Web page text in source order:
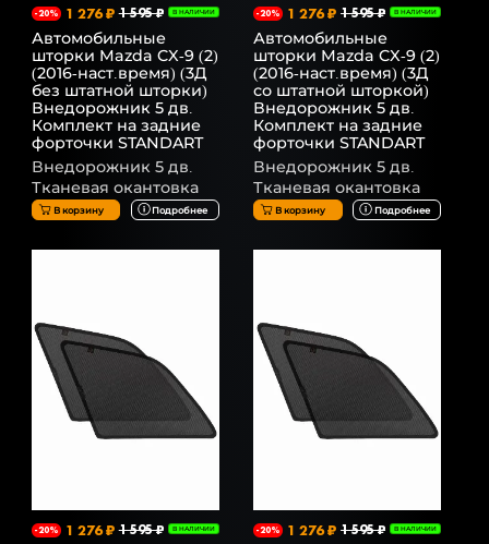
-20% 1 276 ₽ 1 595 ₽ В НАЛИЧИИ
Автомобильные
шторки Mazda CX-9 (2)
(2016-наст.время) (3Д
без штатной шторки)
Внедорожник 5 дв.
Комплект на задние
форточки STANDART
Внедорожник 5 дв.
Тканевая окантовка
В корзину Подробнее
-20% 1 276 ₽ 1 595 ₽ В НАЛИЧИИ
Автомобильные
шторки Mazda CX-9 (2)
(2016-наст.время) (3Д
со штатной шторкой)
Внедорожник 5 дв.
Комплект на задние
форточки STANDART
Внедорожник 5 дв.
Тканевая окантовка
В корзину Подробнее
-20% 1 276 ₽ 1 595 ₽ В НАЛИЧИИ -20% 1 276 ₽ 1 595 ₽ В НАЛИЧИИ